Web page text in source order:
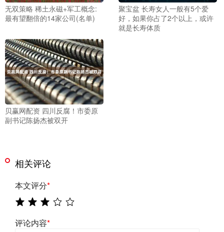
无双策略 稀土永磁+军工概念:
最有望翻倍的14家公司(名单)
聚宝盆 长寿女人一般有5个爱
好，如果你占了2个以上，或许
就是长寿体质
贝赢网配资 四川反腐！市委原
副书记陈扬杰被双开
相关评论
本文评分*
评论内容*